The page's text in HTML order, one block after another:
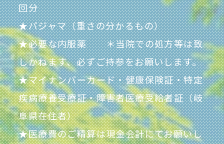
回分
★パジャマ（重さの分かるもの）
★必要な内服薬 ＊当院での処方等は致
しかねます、必ずご持参をお願いします。
★マイナンバーカード・健康保険証・特定
疾病療養受療証・障害者医療受給者証（岐
阜県在住者）
★医療費のご精算は現金会計にてお願いし